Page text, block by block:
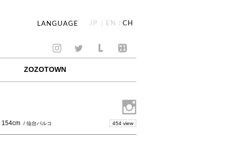
LANGUAGE JP EN CH
ZOZOTOWN
154cm / 仙台パルコ 454 view